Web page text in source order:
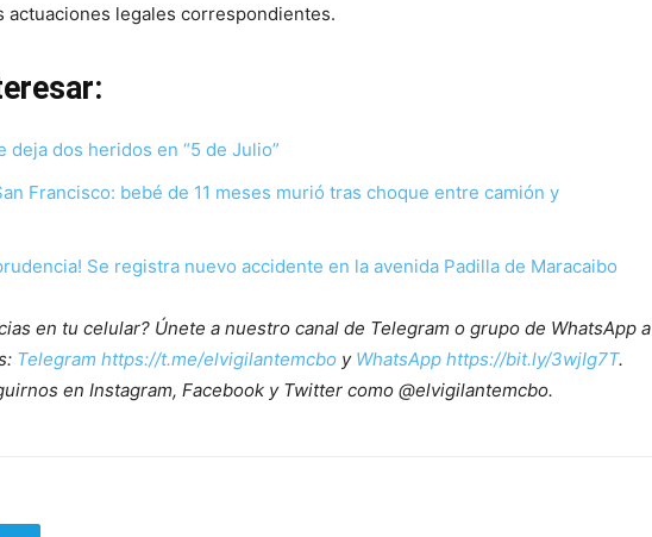
actuaciones legales correspondientes.
deja dos heridos en “5 de Julio”
Francisco: bebé de 11 meses murió tras choque entre camión y
Se registra nuevo accidente en la avenida Padilla de Maracaibo
en tu celular? Únete a nuestro canal de Telegram o grupo de WhatsApp a
Telegram https://t.me/elvigilantemcbo y WhatsApp https://bit.ly/3wjIg7T.
en Instagram, Facebook y Twitter como @elvigilantemcbo.